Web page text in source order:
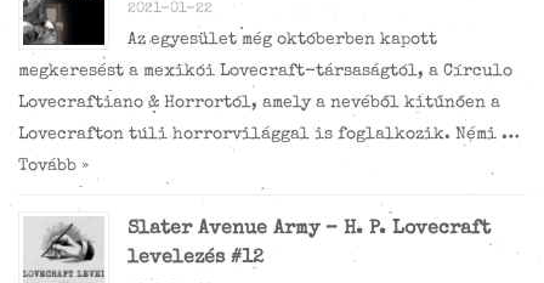
2021-01-22
Az egyesület még októberben kapott
megkeresést a mexikói Lovecraft-társaságtól, a Círculo
Lovecraftiano & Horrortól, amely a nevéből kitűnően a
Lovecrafton túli horrorvilággal is foglalkozik. Némi …
Tovább »
Slater Avenue Army – H. P. Lovecraft
levelezés #12